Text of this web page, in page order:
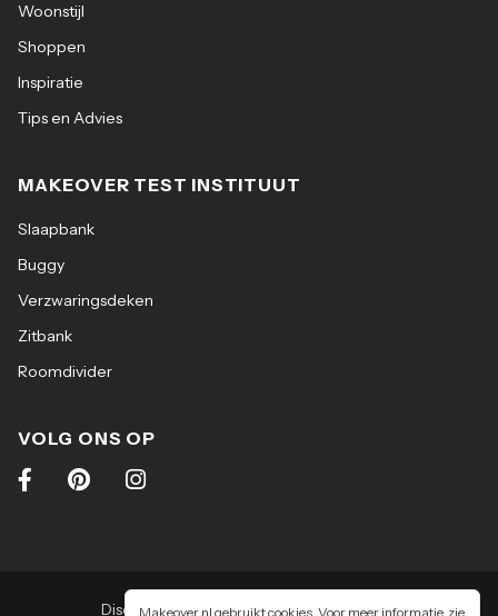
Makeover.nl gebruikt cookies. Voor meer informatie, zie
Woonstijl
Shoppen
Inspiratie
Tips en Advies
MAKEOVER TEST INSTITUUT
Slaapbank
Buggy
Verzwaringsdeken
Zitbank
Roomdivider
VOLG ONS OP
Disclaimer | Algemene voorwaarden |